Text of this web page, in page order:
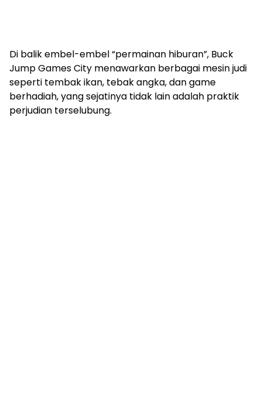
Di balik embel-embel “permainan hiburan”, Buck
Jump Games City menawarkan berbagai mesin judi
seperti tembak ikan, tebak angka, dan game
berhadiah, yang sejatinya tidak lain adalah praktik
perjudian terselubung.